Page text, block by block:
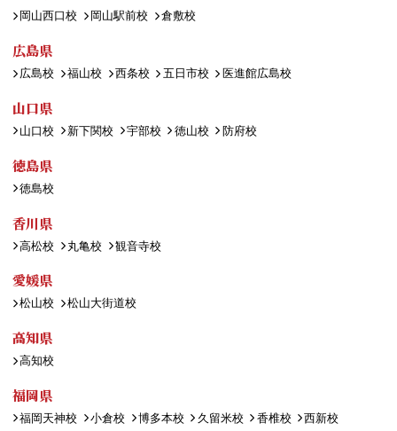
岡山西口校 岡山駅前校 倉敷校
広島県
広島校 福山校 西条校 五日市校 医進館広島校
山口県
山口校 新下関校 宇部校 徳山校 防府校
徳島県
徳島校
香川県
高松校 丸亀校 観音寺校
愛媛県
松山校 松山大街道校
高知県
高知校
福岡県
福岡天神校 小倉校 博多本校 久留米校 香椎校
西新校